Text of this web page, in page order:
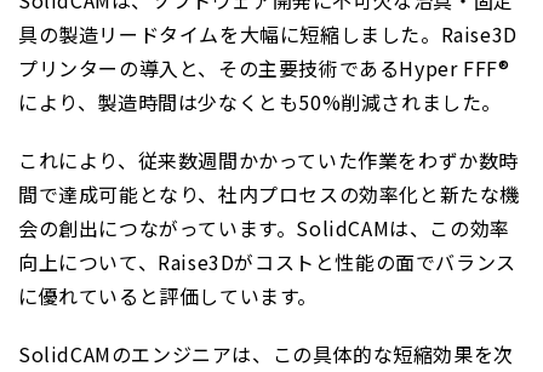
具の製造リードタイムを大幅に短縮しました。Raise3D
プリンターの導入と、その主要技術であるHyper FFF®
により、製造時間は少なくとも50%削減されました。
これにより、従来数週間かかっていた作業をわずか数時
間で達成可能となり、社内プロセスの効率化と新たな機
会の創出につながっています。SolidCAMは、この効率
向上について、Raise3Dがコストと性能の面でバランス
に優れていると評価しています。
SolidCAMのエンジニアは、この具体的な短縮効果を次